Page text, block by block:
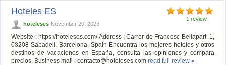
1 review
Hoteles ES
hoteleses November 20, 2023
Website : https://hoteleses.com/ Address : Carrer de Francesc Bellapart, 1,
08208 Sabadell, Barcelona, Spain Encuentra los mejores hoteles y otros
destinos de vacaciones en España, consulta las opiniones y compara
precios. Business mail :contacto@hoteleses.com read full review »